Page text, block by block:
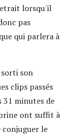
lorsqu'il
pas
qui parlera à
sorti son
clips passés
31 minutes de
ont suffit à
le